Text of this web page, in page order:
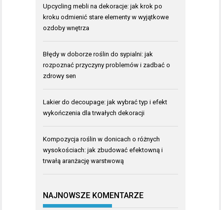
Upcycling mebli na dekoracje: jak krok po
kroku odmienić stare elementy w wyjątkowe
ozdoby wnętrza
Błędy w doborze roślin do sypialni: jak
rozpoznać przyczyny problemów i zadbać o
zdrowy sen
Lakier do decoupage: jak wybrać typ i efekt
wykończenia dla trwałych dekoracji
Kompozycja roślin w donicach o różnych
wysokościach: jak zbudować efektowną i
trwałą aranżację warstwową
NAJNOWSZE KOMENTARZE